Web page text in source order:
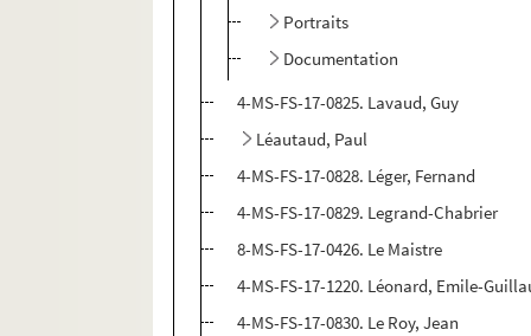
Portraits
Documentation
4-MS-FS-17-0825. Lavaud, Guy
Léautaud, Paul
4-MS-FS-17-0828. Léger, Fernand
4-MS-FS-17-0829. Legrand-Chabrier
8-MS-FS-17-0426. Le Maistre
4-MS-FS-17-1220. Léonard, Emile-
4-MS-FS-17-0830. Le Roy, Jean